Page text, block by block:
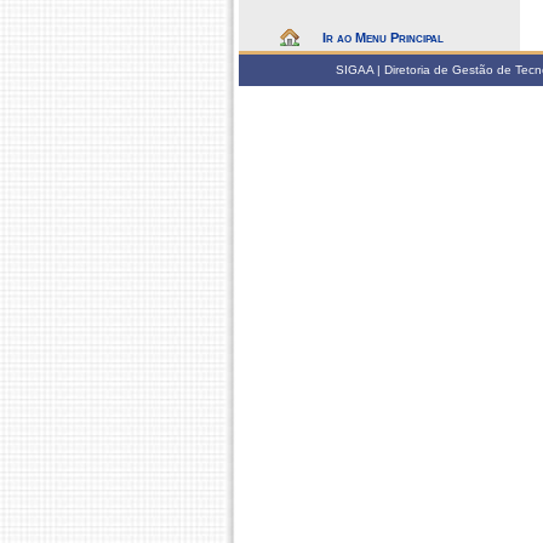
Ir ao Menu Principal
SIGAA | Diretoria de Gestão de